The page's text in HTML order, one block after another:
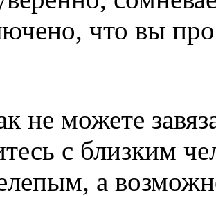
что вы
не можете
с близким
а